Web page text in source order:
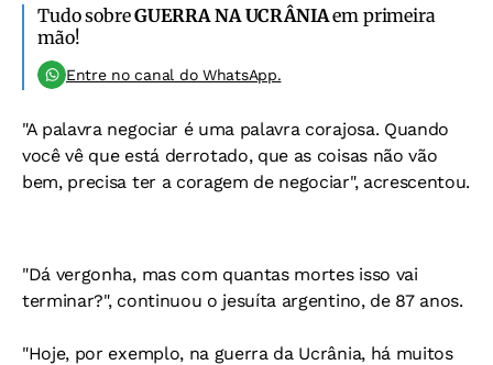
Tudo sobreGUERRA NA UCRÂNIAem primeira
mão!
Entre no canal do WhatsApp.
"A palavra negociar é uma palavra corajosa. Quando
você vê que está derrotado, que as coisas não vão
bem, precisa ter a coragem de negociar", acrescentou.
"Dá vergonha, mas com quantas mortes isso vai
terminar?", continuou o jesuíta argentino, de 87 anos.
"Hoje, por exemplo, na guerra da Ucrânia, há muitos